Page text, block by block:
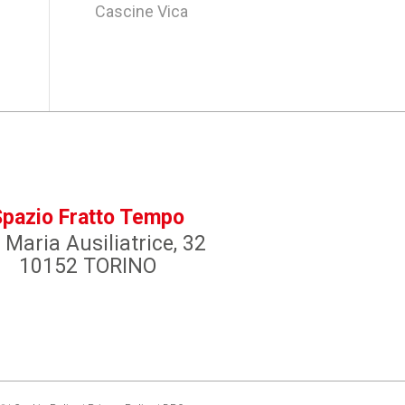
Cascine Vica
Fratto Tempo
Maria Ausiliatrice, 32
10152 TORINO